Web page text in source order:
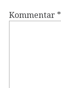
Kommentar *